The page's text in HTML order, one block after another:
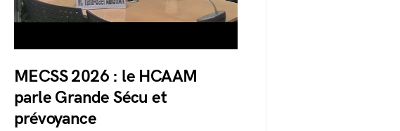
MECSS 2026 : le HCAAM
parle Grande Sécu et
prévoyance